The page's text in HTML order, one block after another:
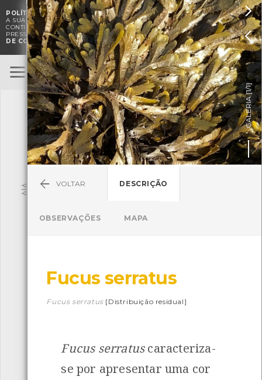
POLÍTICA DE COOKIES. O CMIA UTILIZA COOKIES PARA MELHORAR
A SUA EXPERIÊNCIA DE NAVEGAÇÃO E PARA FINS ESTATÍSTICOS.A
CONTINUAÇÃO DA UTILIZAÇÃO DESTE WEBSITE E SERVIÇOS
PRESSUPÕE A ACEITAÇÃO DA UTILIZAÇÃO DE COOKIES.POLÍTICA
DE COOKIES

ENTRAR
BioRegisto
TERMOS DE UTILIZAÇÃO
SUBMETER OBSERVAÇÃO
Pesquisa
Descarregar a app BioRegisto
Espécies 4837Observações


GALERIA [
1/1
]
VOLTAR DESCRIÇÃO
OBSERVAÇÕES MAPA
Fucus serratus
Fucus serratus [Distribuição residual]
Fucus serratuscaracteriza-
se por apresentar uma cor